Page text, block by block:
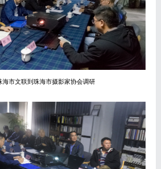
海市文联到珠海市摄影家协会调研